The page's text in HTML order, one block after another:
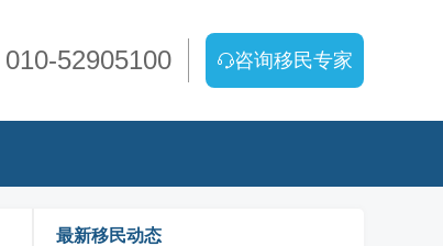
010-52905100 咨询移民专家
最新移民动态